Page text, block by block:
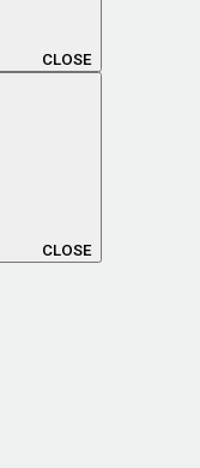
CLOSE
CLOSE